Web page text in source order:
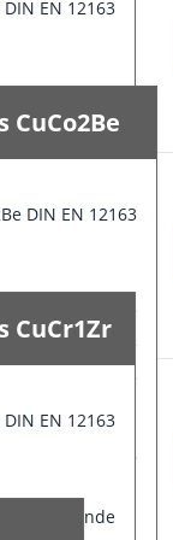
22 mm
EN 12163
CuCr1Zr
23 mm
DIN EN 12163
Barre ronde
CuCo2Be
de corroyage
DIN EN 12163
CuCr1Zr
EN 12163
Barre ronde